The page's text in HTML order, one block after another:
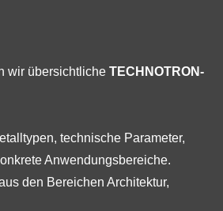
wir übersichtliche TECHNOTRON-
technische Parameter,
Anwendungsbereiche.
den Bereichen Architektur,